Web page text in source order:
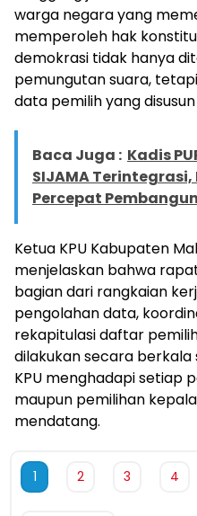
warga negara yang
memperoleh hak
demokrasi tidak hanya
pemungutan suara,
data pemilih yang
Baca Juga : Kadis
SIJAMA
Percepat
Ketua KPU Kabupaten
menjelaskan bahwa
bagian dari rangkaian
pengolahan data,
rekapitulasi daftar
dilakukan secara
KPU menghadapi setiap
maupun pemilihan
mendatang.
1 2 3 4